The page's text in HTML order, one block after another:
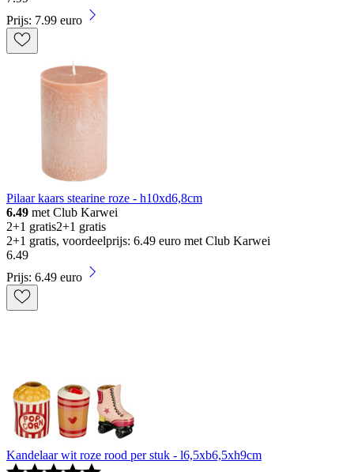
Prijs: 7.99 euro
Pilaar kaars stearine roze - h10xd6,8cm
6.49 met Club Karwei
2+1 gratis2+1 gratis
2+1 gratis, voordeelprijs: 6.49 euro met Club Karwei
6.49
Prijs: 6.49 euro
Kandelaar wit roze rood per stuk - l6,5xb6,5xh9cm